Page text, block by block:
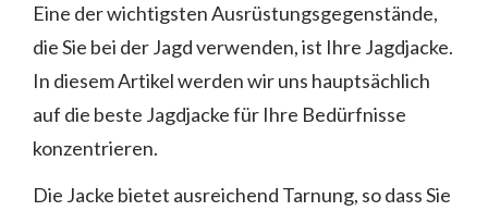
Eine der wichtigsten Ausrüstungsgegenstände,
die Sie bei der Jagd verwenden, ist Ihre Jagdjacke.
In diesem Artikel werden wir uns hauptsächlich
auf die beste Jagdjacke für Ihre Bedürfnisse
konzentrieren.
Die Jacke bietet ausreichend Tarnung, so dass Sie